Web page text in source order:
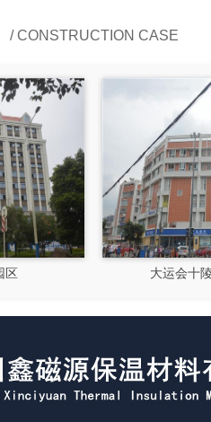
/ CONSTRUCTION CASE
隆昌市文化馆